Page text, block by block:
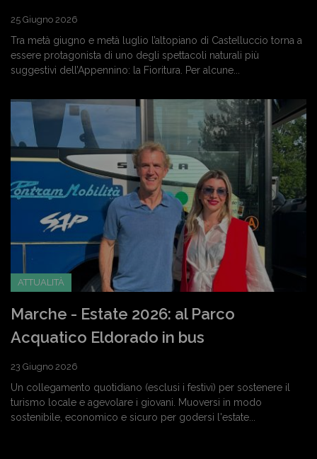
25 Giugno 2026
Tra metà giugno e metà luglio l’altopiano di Castelluccio torna a
essere protagonista di uno degli spettacoli naturali più
suggestivi dell’Appennino: la Fioritura. Per alcune...
ATTUALITÀ
Marche - Estate 2026: al Parco
Acquatico Eldorado in bus
23 Giugno 2026
Un collegamento quotidiano (esclusi i festivi) per sostenere il
turismo locale e agevolare i giovani. Muoversi in modo
sostenibile, economico e sicuro per godersi l'estate...